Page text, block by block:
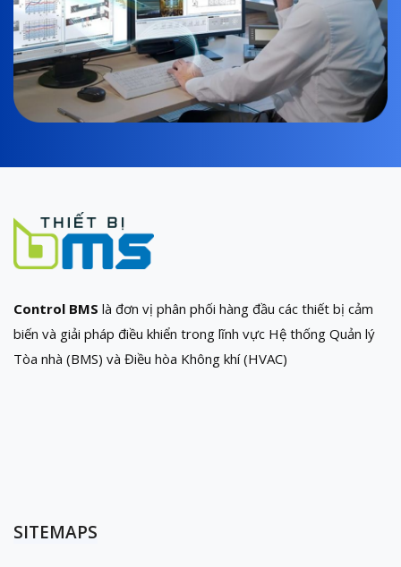
Control BMS là đơn vị phân phối hàng đầu các thiết bị cảm
biến và giải pháp điều khiển trong lĩnh vực Hệ thống Quản lý
Tòa nhà (BMS) và Điều hòa Không khí (HVAC)
SITEMAPS